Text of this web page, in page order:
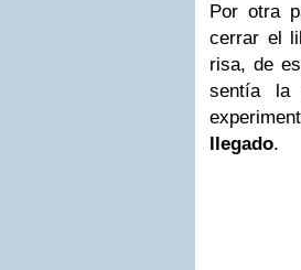
Por otra
cerrar el
risa, de
sentía la
llegado.